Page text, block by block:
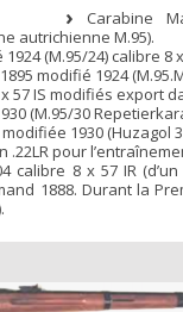
Carabine
autrichienne M.95).
(M.95/24) calibre 8 x
modifié 1924
57 IS modifiés export
(M.95/30
1930 (Huzagol
.22LR pour
calibre 8 x 57 IR
1888. Durant la